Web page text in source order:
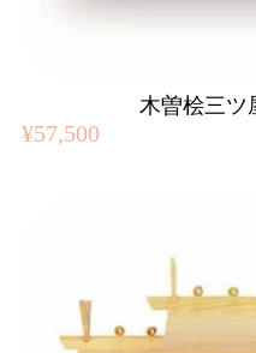
木曽桧三ツ
¥57,500